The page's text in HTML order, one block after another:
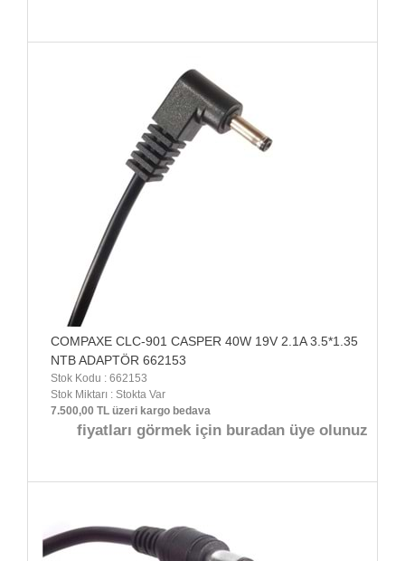
COMPAXE CLC-901 CASPER 40W 19V 2.1A 3.5*1.35
NTB ADAPTÖR 662153
Stok Kodu : 662153
Stok Miktarı : Stokta Var
7.500,00 TL üzeri kargo bedava
fiyatları görmek için buradan üye olunuz